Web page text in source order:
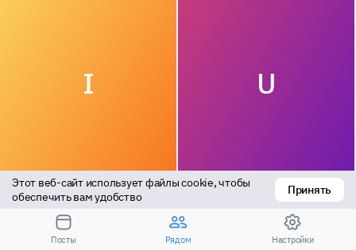
I
Универсал
U
Универсал
Этот веб-сайт использует файлы cookie, чтобы
обеспечить вам удобство
Принять
Посты Рядом Настройки